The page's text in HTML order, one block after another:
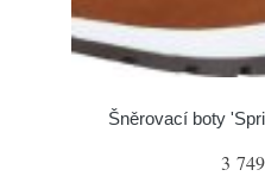
Šněrovací boty
3